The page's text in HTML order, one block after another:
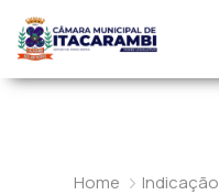
Home Indicação